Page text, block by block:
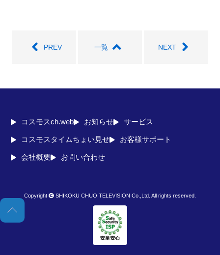
PREV 一覧 NEXT
コスモスch.web お知らせ サービス
コスモスタイムちょい見せ お客様サポート
会社概要 お問い合わせ
Copyright SHIKOKU CHUO TELEVISION Co.,Ltd. All rights reserved.